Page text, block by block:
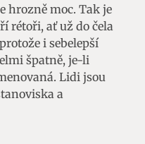
hrozně moc. Tak je
rétoři, ať už do čela
i sebelepší
špatně, je-li
Lidi jsou
a